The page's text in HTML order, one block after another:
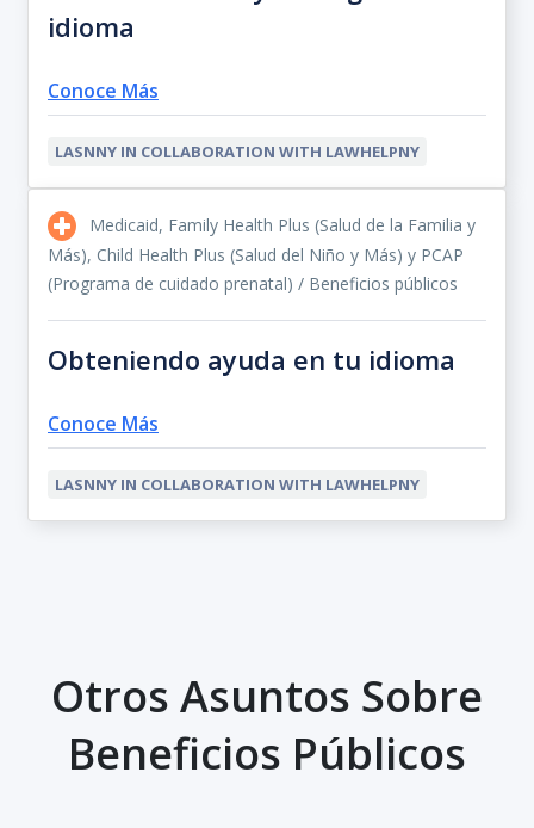
idioma
Conoce Más
LASNNY IN COLLABORATION WITH LAWHELPNY
Medicaid, Family Health Plus (Salud de la Familia y
Más), Child Health Plus (Salud del Niño y Más) y PCAP
(Programa de cuidado prenatal) / Beneficios públicos
Obteniendo ayuda en tu idioma
Conoce Más
LASNNY IN COLLABORATION WITH LAWHELPNY
Otros Asuntos Sobre
Beneficios Públicos